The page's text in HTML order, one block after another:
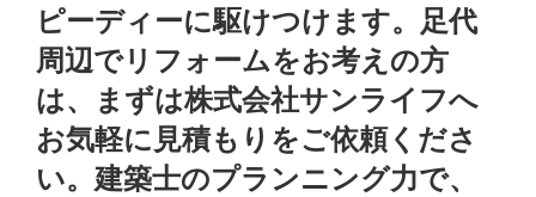
ピーディーに駆けつけます。足代
周辺でリフォームをお考えの方
は、まずは株式会社サンライフへ
お気軽に見積もりをご依頼くださ
い。建築士のプランニング力で、